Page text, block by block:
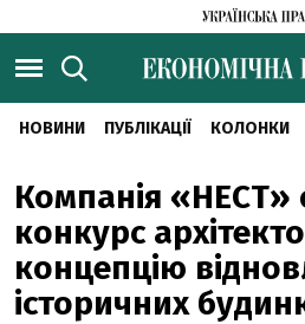
НОВИНИ ПУБЛІКАЦІЇ КОЛОНКИ
Компанія «НЕСТ»
конкурс
концепцію
історичних